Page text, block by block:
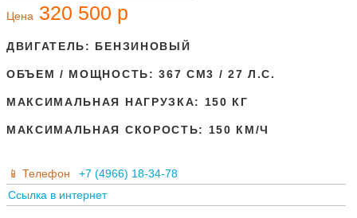
Цена 320 500 р
ДВИГАТЕЛЬ: БЕНЗИНОВЫЙ
ОБЪЕМ / МОЩНОСТЬ:367 СМ3 / 27 Л.С.
МАКСИМАЛЬНАЯ НАГРУЗКА: 150 КГ
МАКСИМАЛЬНАЯ СКОРОСТЬ: 150 КМ/Ч
Телефон
+7 (4966) 18-34-78
Ссылка в интернет